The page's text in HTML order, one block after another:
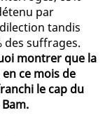
par
tandis
des suffrages.
montrer que la
ce mois de
le cap du